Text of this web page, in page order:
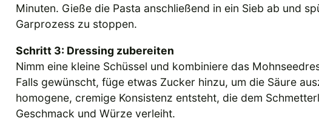
Minuten. Gieße die Pasta anschließend in ein Sieb ab und
Garprozess zu stoppen.
Schritt 3: Dressing zubereiten
Nimm eine kleine Schüssel und kombiniere das
Falls gewünscht, füge etwas Zucker hinzu, um die Säure
homogene, cremige Konsistenz entsteht, die dem
Geschmack und Würze verleiht.